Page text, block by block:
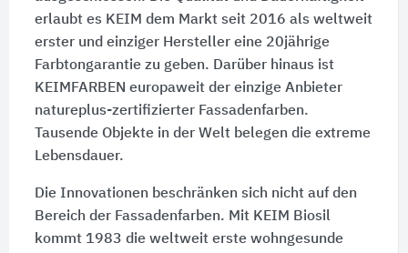
erlaubt es KEIM dem Markt seit 2016 als weltweit
erster und einziger Hersteller eine 20jährige
Farbtongarantie zu geben. Darüber hinaus ist
KEIMFARBEN europaweit der einzige Anbieter
natureplus-zertifizierter Fassadenfarben.
Tausende Objekte in der Welt belegen die extreme
Lebensdauer.
Die Innovationen beschränken sich nicht auf den
Bereich der Fassadenfarben. Mit KEIM Biosil
kommt 1983 die weltweit erste wohngesunde